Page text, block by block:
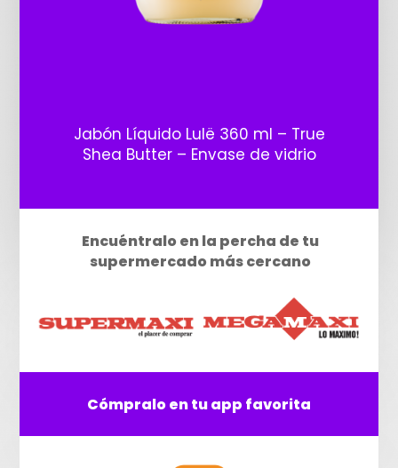
Jabón Líquido Lulë 360 ml – True
Shea Butter – Envase de vidrio
Encuéntralo en la percha de tu
supermercado más cercano
Cómpralo en tu app favorita